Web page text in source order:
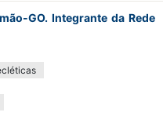
GO. Integrante da Rede